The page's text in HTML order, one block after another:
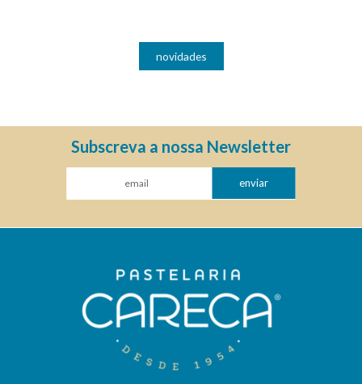
novidades
Subscreva a nossa Newsletter
enviar